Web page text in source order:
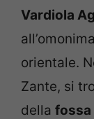
Vardiola
orientale.
Zante, si
della fossa